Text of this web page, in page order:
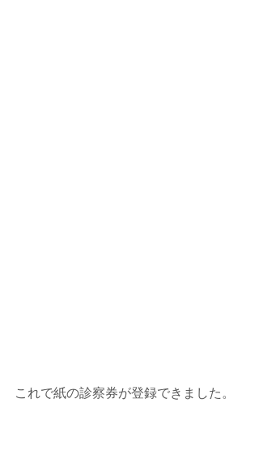
これで紙の診察券が登録できました。